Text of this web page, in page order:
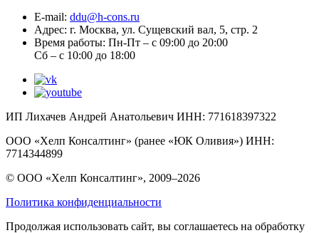
E-mail: ddu@h-cons.ru
Адрес: г. Москва, ул. Сущевский вал, 5, стр. 2
Время работы: Пн-Пт – с 09:00 до 20:00
Сб – с 10:00 до 18:00
ИП Лихачев Андрей Анатольевич ИНН: 771618397322
ООО «Хелп Консалтинг» (ранее «ЮК Оливия») ИНН:
7714344899
© ООО «Хелп Консалтинг», 2009–2026
Политика конфиденциальности
Продолжая использовать сайт, вы соглашаетесь на обработку